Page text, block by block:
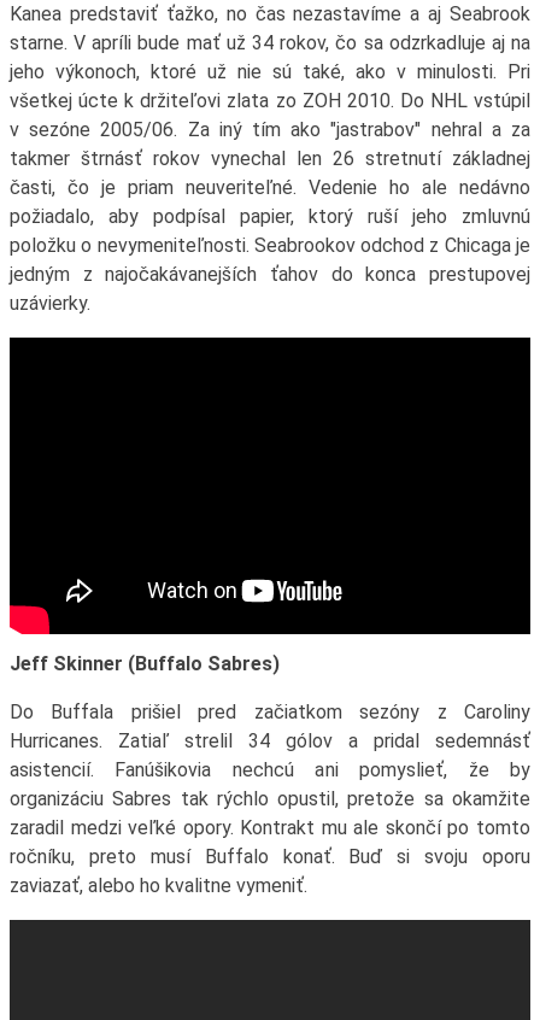
Kanea predstaviť ťažko, no čas nezastavíme a aj Seabrook
starne. V apríli bude mať už 34 rokov, čo sa odzrkadluje aj na
jeho výkonoch, ktoré už nie sú také, ako v minulosti. Pri
všetkej úcte k držiteľovi zlata zo ZOH 2010. Do NHL vstúpil
v sezóne 2005/06. Za iný tím ako "jastrabov" nehral a za
takmer štrnásť rokov vynechal len 26 stretnutí základnej
časti, čo je priam neuveriteľné. Vedenie ho ale nedávno
požiadalo, aby podpísal papier, ktorý ruší jeho zmluvnú
položku o nevymeniteľnosti. Seabrookov odchod z Chicaga je
jedným z najočakávanejších ťahov do konca prestupovej
uzávierky.
Jeff Skinner (Buffalo Sabres)
Do Buffala prišiel pred začiatkom sezóny z Caroliny
Hurricanes. Zatiaľ strelil 34 gólov a pridal sedemnásť
asistencií. Fanúšikovia nechcú ani pomyslieť, že by
organizáciu Sabres tak rýchlo opustil, pretože sa okamžite
zaradil medzi veľké opory. Kontrakt mu ale skončí po tomto
ročníku, preto musí Buffalo konať. Buď si svoju oporu
zaviazať, alebo ho kvalitne vymeniť.